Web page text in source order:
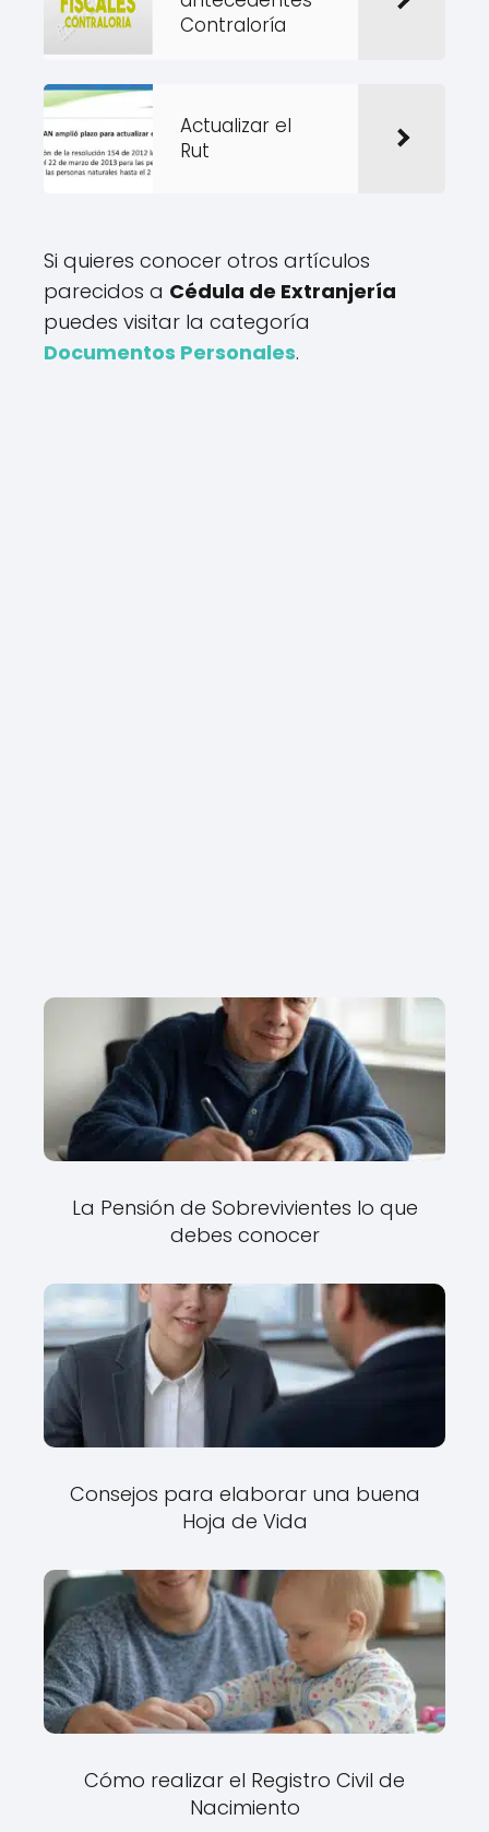
Contraloría
Actualizar el
Rut
Si quieres conocer otros artículos
parecidos a Cédula de Extranjería
puedes visitar la categoría
Documentos Personales.
La Pensión de Sobrevivientes lo que
debes conocer
Consejos para elaborar una buena
Hoja de Vida
Cómo realizar el Registro Civil de
Nacimiento